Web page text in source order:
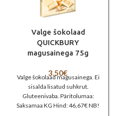
Valge šokolaad
QUICKBURY
magusainega 75g
3.50€
Valge šokolaad magusainega. Ei
sisalda lisatud suhkrut.
Gluteenivaba. Päritolumaa:
Saksamaa KG Hind: 46,67€ NB!